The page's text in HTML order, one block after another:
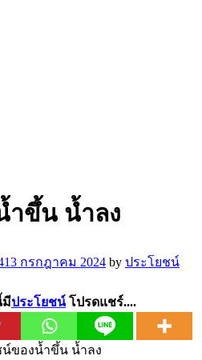
ำขึ้น น้ำลง
13 กรกฎาคม 2024 by ประโยชน์
มีประโยชน์โปรดแชร์....